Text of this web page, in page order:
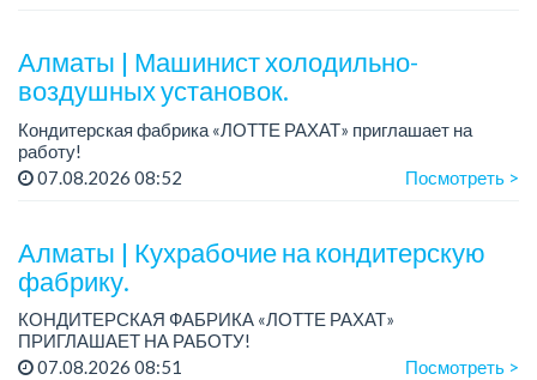
Алматы | Машинист холодильно-
воздушных установок.
Кондитерская фабрика «ЛОТТЕ РАХАТ» приглашает на
работу!
Зарплата: от 293 099 до 390 328 тенге.
07.08.2026 08:52 Посмотреть >
Алматы | Кухрабочие на кондитерскую
фабрику.
КОНДИТЕРСКАЯ ФАБРИКА «ЛОТТЕ РАХАТ»
ПРИГЛАШАЕТ НА РАБОТУ!
Зарплата: от 120 000 до 180 000 тенге.
07.08.2026 08:51 Посмотреть >